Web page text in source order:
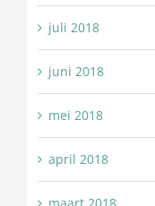
juli 2018
juni 2018
mei 2018
april 2018